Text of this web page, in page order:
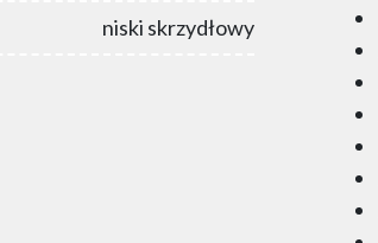
niski skrzydłowy